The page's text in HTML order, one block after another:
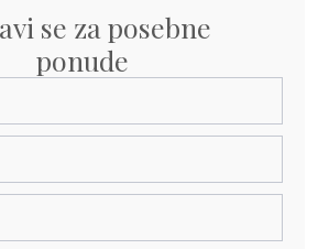
se za posebne
ponude